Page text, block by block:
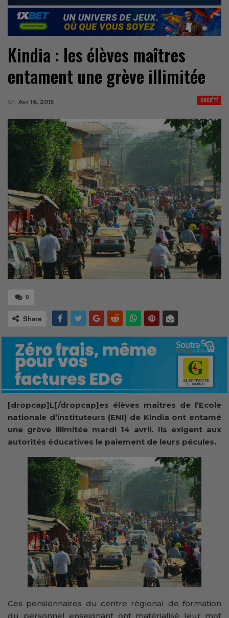
Kindia : les élèves maîtres
entament une grève illimitée
SOCIÉTÉ
On Avr 16, 2015
0
Share
[dropcap]L[/dropcap]es élèves maîtres de l’Ecole
nationale d’instituteurs (ENI) de Kindia ont entamé
une grève illimitée mardi 14 avril. Ils exigent aux
autorités éducatives le paiement de leurs pécules.
Ces pensionnaires du centre régional de formation
du personnel enseignant ont matérialisé leur mot